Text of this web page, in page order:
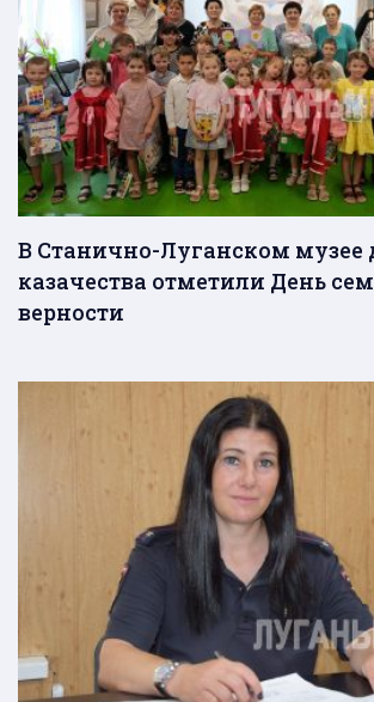
В Станично-Луганском музее
казачества отметили День
верности